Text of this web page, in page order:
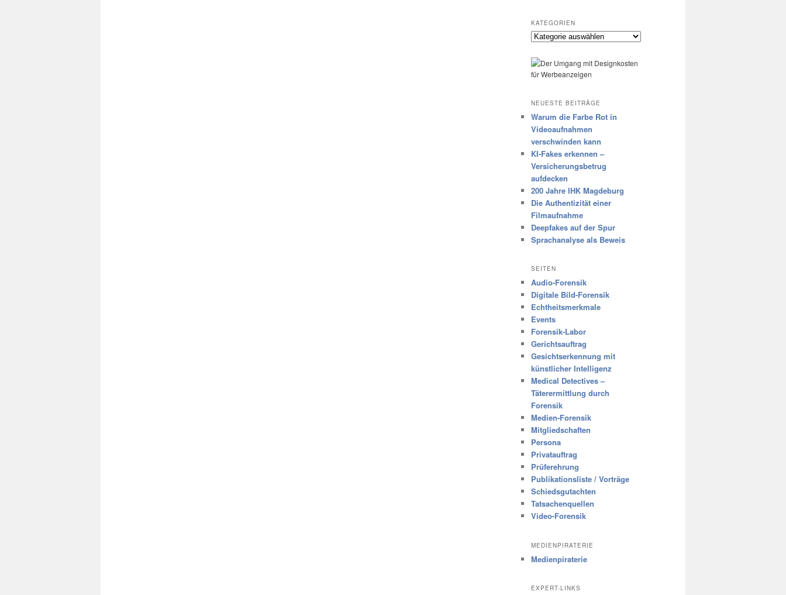
KATEGORIEN
Kategorien
NEUESTE BEITRÄGE
Warum die Farbe Rot in
Videoaufnahmen
verschwinden kann
KI-Fakes erkennen –
Versicherungsbetrug
aufdecken
200 Jahre IHK Magdeburg
Die Authentizität einer
Filmaufnahme
Deepfakes auf der Spur
Sprachanalyse als Beweis
SEITEN
Audio-Forensik
Digitale Bild-Forensik
Echtheitsmerkmale
Events
Forensik-Labor
Gerichtsauftrag
Gesichtserkennung mit
künstlicher Intelligenz
Medical Detectives –
Täterermittlung durch
Forensik
Medien-Forensik
Mitgliedschaften
Persona
Privatauftrag
Prüferehrung
Publikationsliste / Vorträge
Schiedsgutachten
Tatsachenquellen
Video-Forensik
MEDIENPIRATERIE
Medienpiraterie
EXPERT-LINKS